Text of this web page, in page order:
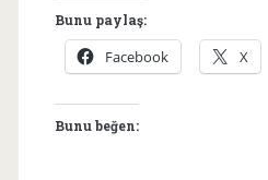
Bunu paylaş:
Facebook X
Bunu beğen: